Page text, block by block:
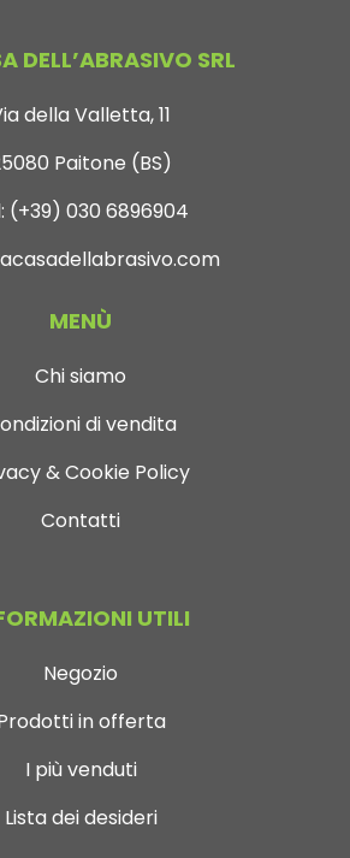
DELL’ABRASIVO SRL
della Valletta, 11
Paitone (BS)
(+39) 030 6896904
MENÙ
Chi siamo
di vendita
& Cookie Policy
Contatti
UTILI
Negozio
in offerta
I più venduti
Lista dei desideri